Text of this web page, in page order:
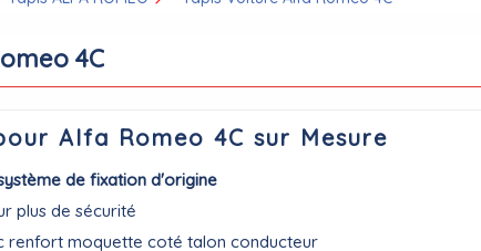
4C
Alfa Romeo 4C sur Mesure
de fixation d'origine
plus de sécurité
renfort moquette coté talon conducteur